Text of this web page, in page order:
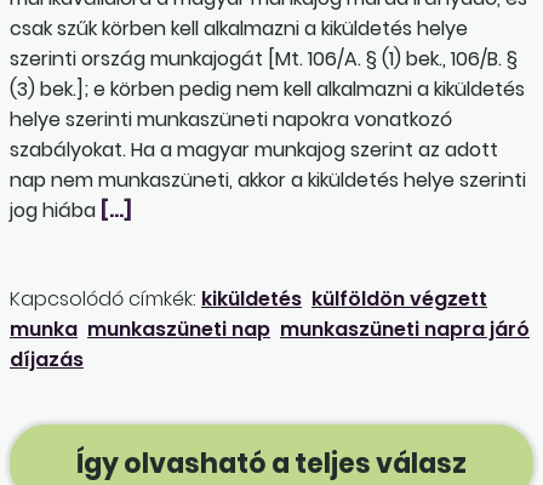
csak szűk körben kell alkalmazni a kiküldetés helye
szerinti ország munkajogát [Mt. 106/A. § (1) bek., 106/B. §
(3) bek.]; e körben pedig nem kell alkalmazni a kiküldetés
helye szerinti munkaszüneti napokra vonatkozó
szabályokat. Ha a magyar munkajog szerint az adott
nap nem munkaszüneti, akkor a kiküldetés helye szerinti
jog hiába […]
Kapcsolódó címkék: kiküldetés külföldön végzett
munka munkaszüneti nap munkaszüneti napra járó
díjazás
Így olvasható a teljes válasz